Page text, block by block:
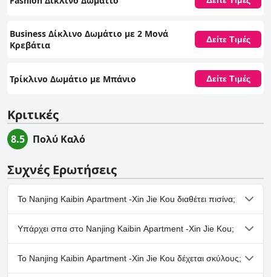
Business Δίκλινο Δωμάτιο με 2 Μονά
Κρεβάτια
Δείτε Τιμές
Τρίκλινο Δωμάτιο με Μπάνιο Δείτε Τιμές
Κριτικές
8.5 Πολύ Καλό
Συχνές Ερωτήσεις
Το Nanjing Kaibin Apartment -Xin Jie Kou διαθέτει πισίνα;
Όχι, το Nanjing Kaibin Apartment -Xin Jie Kou δεν διαθέτει
πισίνα.
Υπάρχει σπα στο Nanjing Kaibin Apartment -Xin Jie Kou;
Όχι, το Nanjing Kaibin Apartment -Xin Jie Kou δεν διαθέτει σπα.
Το Nanjing Kaibin Apartment -Xin Jie Kou δέχεται σκύλους;